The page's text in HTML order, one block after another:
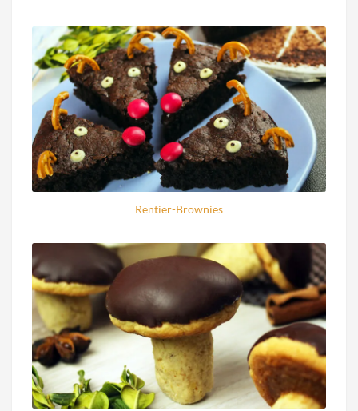
Rentier-Brownies